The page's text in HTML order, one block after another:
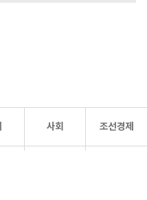
사회 조선경제